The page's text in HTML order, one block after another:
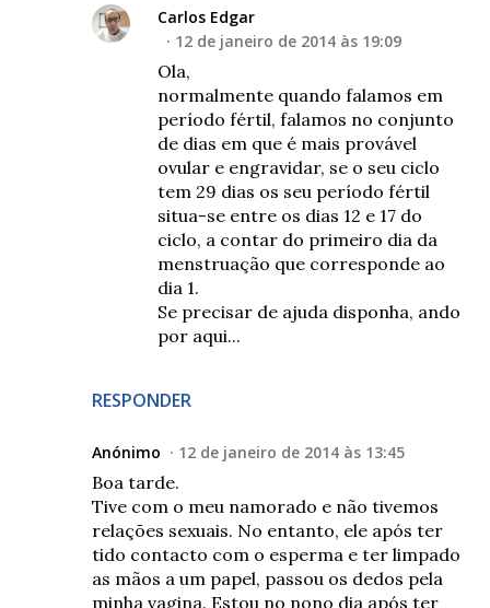
RESPONDER
Carlos Edgar
12 de janeiro de 2014 às 19:09
Ola,
normalmente quando falamos em
período fértil, falamos no conjunto
de dias em que é mais provável
ovular e engravidar, se o seu ciclo
tem 29 dias os seu período fértil
situa-se entre os dias 12 e 17 do
ciclo, a contar do primeiro dia da
menstruação que corresponde ao
dia 1.
Se precisar de ajuda disponha, ando
por aqui...
Anónimo 12 de janeiro de 2014 às 13:45
Boa tarde.
Tive com o meu namorado e não tivemos
relações sexuais. No entanto, ele após ter
tido contacto com o esperma e ter limpado
as mãos a um papel, passou os dedos pela
minha vagina. Estou no nono dia após ter